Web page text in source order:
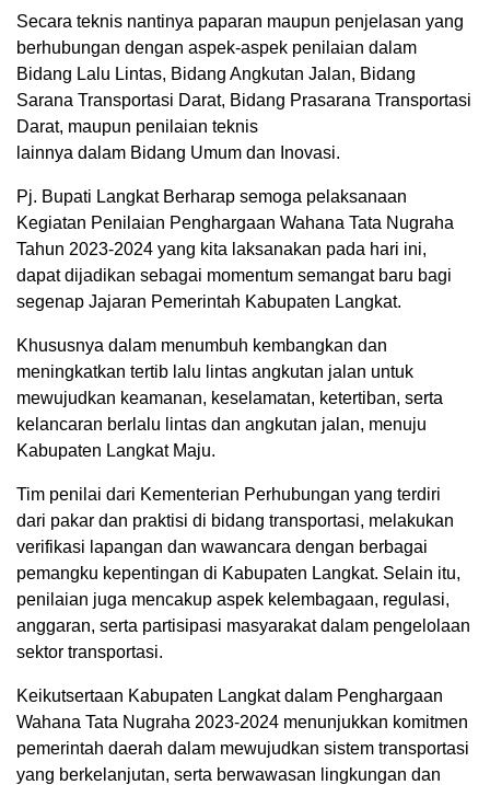
Secara teknis nantinya paparan maupun penjelasan yang
berhubungan dengan aspek-aspek penilaian dalam
Bidang Lalu Lintas, Bidang Angkutan Jalan, Bidang
Sarana Transportasi Darat, Bidang Prasarana Transportasi
Darat, maupun penilaian teknis
lainnya dalam Bidang Umum dan Inovasi.
Pj. Bupati Langkat Berharap semoga pelaksanaan
Kegiatan Penilaian Penghargaan Wahana Tata Nugraha
Tahun 2023-2024 yang kita laksanakan pada hari ini,
dapat dijadikan sebagai momentum semangat baru bagi
segenap Jajaran Pemerintah Kabupaten Langkat.
Khususnya dalam menumbuh kembangkan dan
meningkatkan tertib lalu lintas angkutan jalan untuk
mewujudkan keamanan, keselamatan, ketertiban, serta
kelancaran berlalu lintas dan angkutan jalan, menuju
Kabupaten Langkat Maju.
Tim penilai dari Kementerian Perhubungan yang terdiri
dari pakar dan praktisi di bidang transportasi, melakukan
verifikasi lapangan dan wawancara dengan berbagai
pemangku kepentingan di Kabupaten Langkat. Selain itu,
penilaian juga mencakup aspek kelembagaan, regulasi,
anggaran, serta partisipasi masyarakat dalam pengelolaan
sektor transportasi.
Keikutsertaan Kabupaten Langkat dalam Penghargaan
Wahana Tata Nugraha 2023-2024 menunjukkan komitmen
pemerintah daerah dalam mewujudkan sistem transportasi
yang berkelanjutan, serta berwawasan lingkungan dan